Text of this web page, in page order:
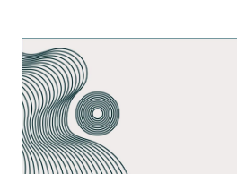
país. Su mente inquieta llena de